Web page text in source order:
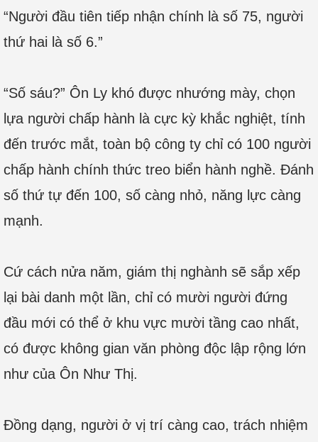
“Người đầu tiên tiếp nhận chính là số 75, người
thứ hai là số 6.”
“Số sáu?” Ôn Ly khó được nhướng mày, chọn
lựa người chấp hành là cực kỳ khắc nghiệt, tính
đến trước mắt, toàn bộ công ty chỉ có 100 người
chấp hành chính thức treo biển hành nghề. Đánh
số thứ tự đến 100, số càng nhỏ, năng lực càng
mạnh.
Cứ cách nửa năm, giám thị nghành sẽ sắp xếp
lại bài danh một lần, chỉ có mười người đứng
đầu mới có thể ở khu vực mười tầng cao nhất,
có được không gian văn phòng độc lập rộng lớn
như của Ôn Như Thị.
Đồng dạng, người ở vị trí càng cao, trách nhiệm